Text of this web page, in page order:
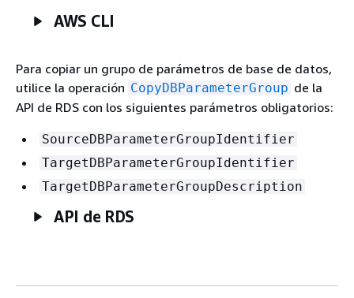
AWS CLI
Para copiar un grupo de parámetros de base de datos,
utilice la operación CopyDBParameterGroup de la
API de RDS con los siguientes parámetros obligatorios:
SourceDBParameterGroupIdentifier
TargetDBParameterGroupIdentifier
TargetDBParameterGroupDescription
API de RDS